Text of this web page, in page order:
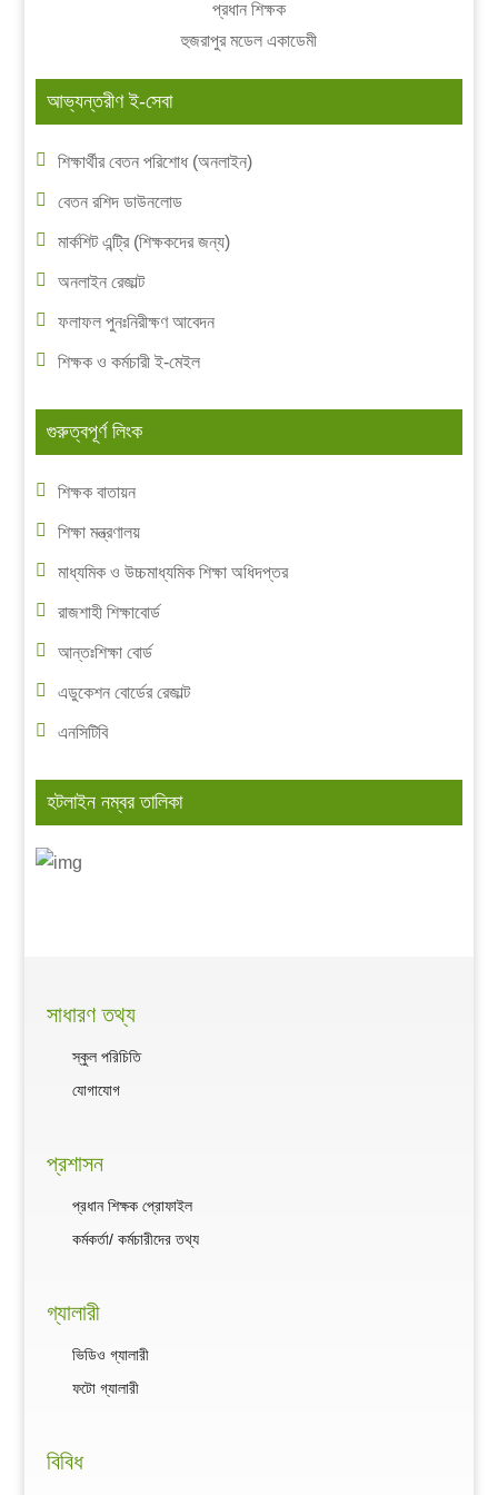
প্রধান শিক্ষক
হুজরাপুর মডেল একাডেমী
আভ্যন্তরীণ ই-সেবা
শিক্ষার্থীর বেতন পরিশোধ (অনলাইন)
বেতন রশিদ ডাউনলোড
মার্কশিট এন্ট্রি (শিক্ষকদের জন্য)
অনলাইন রেজাল্ট
ফলাফল পুনঃনিরীক্ষণ আবেদন
শিক্ষক ও কর্মচারী ই-মেইল
গুরুত্বপূর্ণ লিংক
শিক্ষক বাতায়ন
শিক্ষা মন্ত্রণালয়
মাধ্যমিক ও উচ্চমাধ্যমিক শিক্ষা অধিদপ্তর
রাজশাহী শিক্ষাবোর্ড
আন্তঃশিক্ষা বোর্ড
এডুকেশন বোর্ডের রেজাল্ট
এনসিটিবি
হটলাইন নম্বর তালিকা
সাধারণ তথ্য
স্কুল পরিচিতি
যোগাযোগ
প্রশাসন
প্রধান শিক্ষক প্রোফাইল
কর্মকর্তা/ কর্মচারীদের তথ্য
গ্যালারী
ভিডিও গ্যালারী
ফটো গ্যালারী
বিবিধ